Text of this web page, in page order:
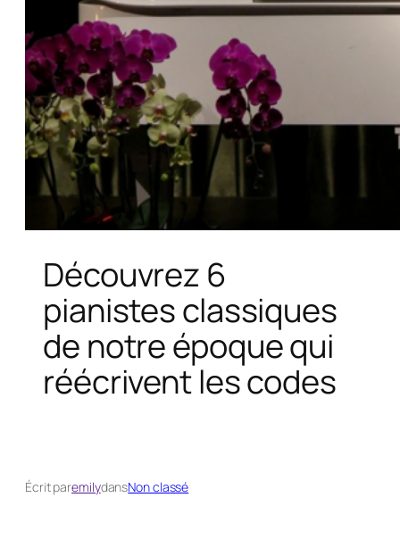
Découvrez 6
pianistes classiques
de notre époque qui
réécrivent les codes
Écrit paremilydansNon classé